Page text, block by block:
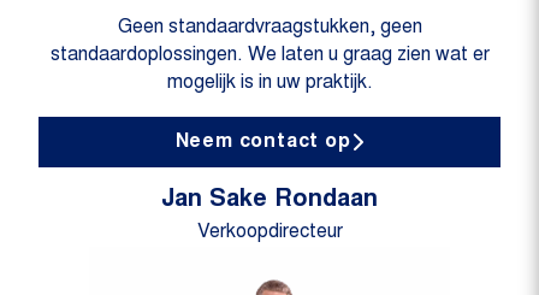
Geen standaardvraagstukken, geen
standaardoplossingen. We laten u graag zien wat er
mogelijk is in uw praktijk.
Neem contact op
Jan Sake Rondaan
Verkoopdirecteur